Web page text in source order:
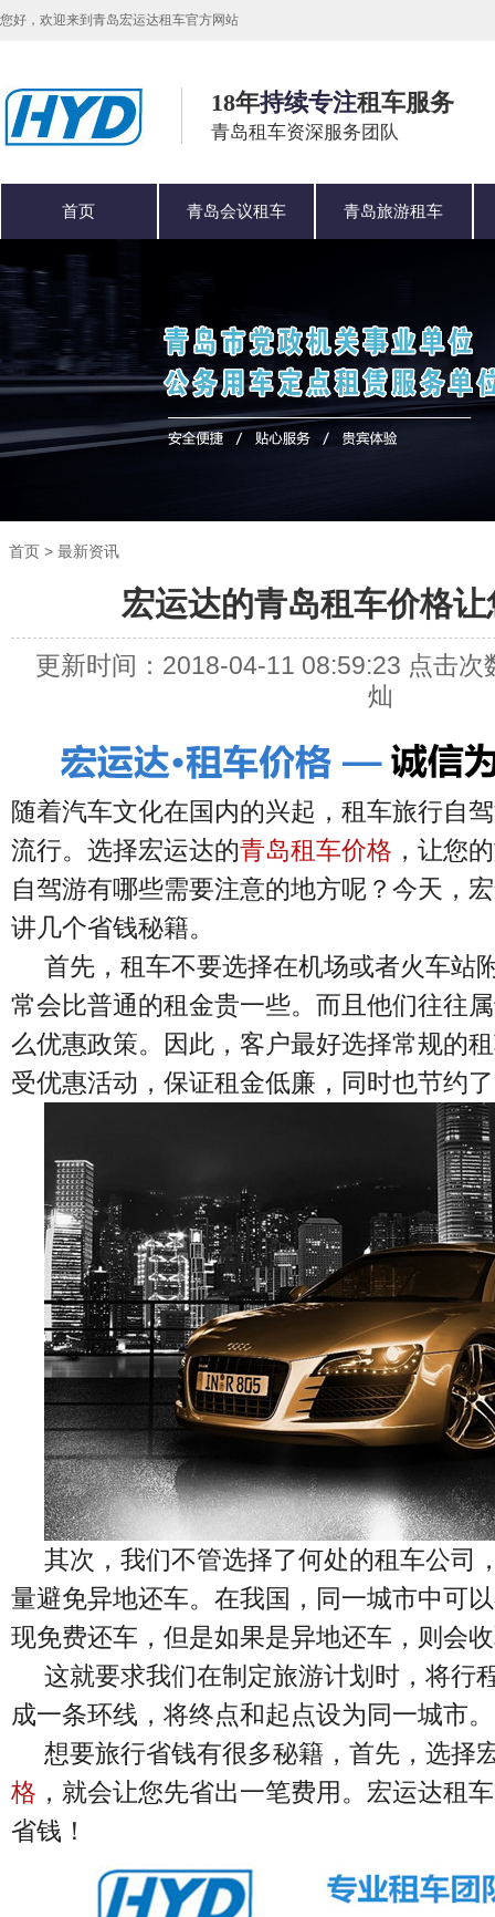
您好，欢迎来到青岛宏运达租车官方网站
18年持续专注租车服务
青岛租车资深服务团队
首页 青岛会议租车 青岛旅游租车
公司简介
首页 > 最新资讯
宏运达的青岛租车价格
更新时间： 2018-04-11 08:59:23 点击次
灿
随着汽车文化在国内的兴起，租车旅行自
流行。选择宏运达的青岛租车价格 ，让您
自驾游有哪些需要注意的地方呢？今天，
讲几个省钱秘籍。
首先，租车不要选择在机场或者火车站
常会比普通的租金贵一些。而且他们往往
么优惠政策。因此，客户最好选择常规的
受优惠活动，保证租金低廉，同时也
其次，我们不管选择了何处的租车公司
量避免异地还车。在我国，同一城市中可
现免费还车，但是如果是异地还车，则会
这就要求我们在制定旅游计划时，将行
成一条环线，将终点和起点设为同一城市。
想要旅行省钱有很多秘籍，首先，选择
格 ，就会让您先省出一笔费用。宏运达租
省钱！